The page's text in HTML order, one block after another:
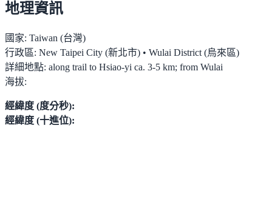
地理資訊
國家: Taiwan (台灣)
行政區: New Taipei City (新北市) • Wulai District (烏來區)
詳細地點: along trail to Hsiao-yi ca. 3-5 km; from Wulai
海拔:
經緯度 (度分秒):
經緯度 (十進位):